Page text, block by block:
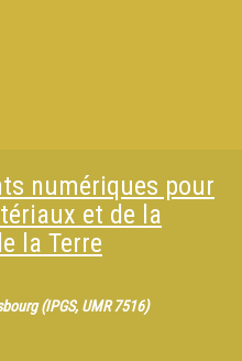
numériques pour
et de la
la Terre
(IPGS, UMR 7516)